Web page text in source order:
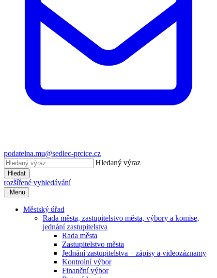
podatelna.mu@sedlec-prcice.cz
Hledaný výraz
Hledat
rozšířené vyhledávání
Menu
Městský úřad
Rada města, zastupitelstvo města, výbory a komise,
jednání zastupitelstva
Rada města
Zastupitelstvo města
Jednání zastupitelstva – zápisy a videozáznamy
Kontrolní výbor
Finanční výbor